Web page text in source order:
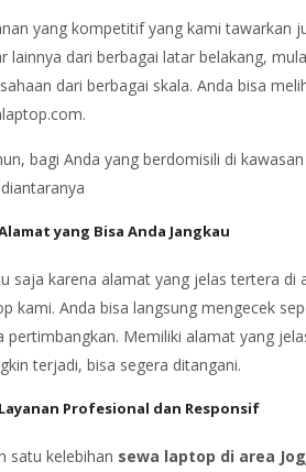
yang kompetitif yang kami tawarkan
lainnya dari berbagai latar belakang,
dari berbagai skala. Anda bisa
bagi Anda yang berdomisili di
yang Bisa Anda Jangkau
saja karena alamat yang jelas tertera di
kami. Anda bisa langsung mengecek
pertimbangkan. Memiliki alamat yang
terjadi, bisa segera ditangani.
Layanan Profesional dan Responsif
satu kelebihan sewa laptop di area